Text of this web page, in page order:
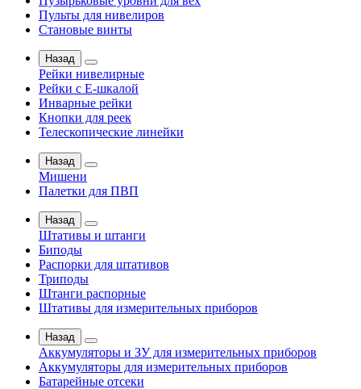
Пульты для нивелиров
Становые винты
Назад
Рейки нивелирные
Рейки с Е-шкалой
Инварные рейки
Кнопки для реек
Телескопические линейки
Назад
Мишени
Палетки для ПВП
Назад
Штативы и штанги
Биподы
Распорки для штативов
Триподы
Штанги распорные
Штативы для измерительных приборов
Назад
Аккумуляторы и ЗУ для измерительных приборов
Аккумуляторы для измерительных приборов
Батарейные отсеки